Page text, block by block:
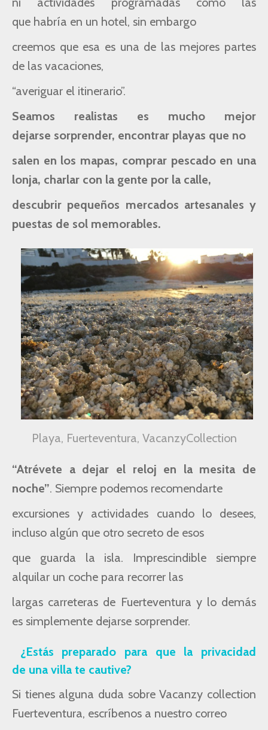
que habría en un hotel, sin embargo
creemos que esa es una de las mejores partes
de las vacaciones,
“averiguar el itinerario”.
Seamos realistas es mucho mejor
dejarse sorprender, encontrar playas que no
salen en los mapas, comprar pescado en una
lonja, charlar con la gente por la calle,
descubrir pequeños mercados artesanales y
puestas de sol memorables.
Playa, Fuerteventura, VacanzyCollection
“Atrévete a dejar el reloj en la mesita de
noche”. Siempre podemos recomendarte
excursionesy actividades cuando lo desees,
incluso algún que otro secreto de esos
que guarda la isla. Imprescindible siempre
alquilar un coche para recorrer las
largas carreteras de Fuerteventura y lo demás
es simplemente dejarse sorprender.
¿Estás preparado para que la privacidad
de una villa te cautive?
Si tienes alguna duda sobre Vacanzy collection
Fuerteventura, escríbenos a nuestro correo